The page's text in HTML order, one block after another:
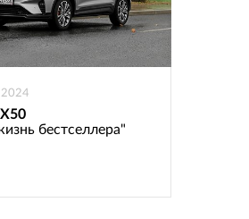
2024
бестселлера"